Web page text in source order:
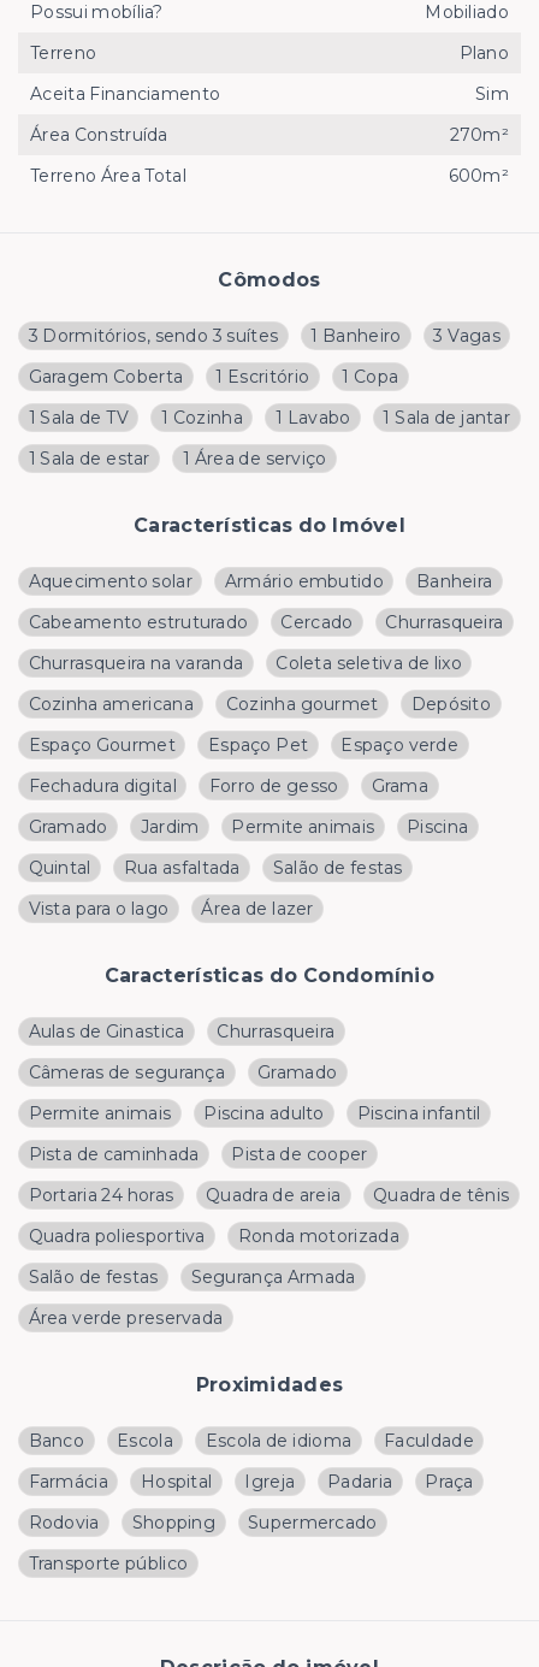
Cômodos
3 Dormitórios, sendo 3 suítes 1 Banheiro
3 Vagas
Garagem Coberta
1 Escritório
1 Copa
1 Sala de TV
1 Cozinha 1 Lavabo
1 Sala de jantar
1 Sala de estar
1 Área de serviço
Características do Imóvel
Aquecimento solar Armário embutido
Banheira
Cabeamento estruturado
Cercado
Churrasqueira
Churrasqueira na varanda
Coleta seletiva de lixo
Cozinha americana
Cozinha gourmet
Depósito
Espaço Gourmet
Espaço Pet
Espaço verde
Fechadura digital
Forro de gesso
Grama
Gramado
Jardim Permite animais
Piscina
Quintal
Rua asfaltada
Salão de festas
Vista para o lago
Área de lazer
Características do Condomínio
Aulas de Ginastica
Churrasqueira
Câmeras de segurança
Gramado
Permite animais
Piscina adulto
Piscina infantil
Pista de caminhada
Pista de cooper
Portaria 24 horas
Quadra de areia
Quadra de tênis
Quadra poliesportiva
Ronda motorizada
Salão de festas
Segurança Armada
Área verde preservada
Proximidades
Banco Escola Escola de idioma
Faculdade
Farmácia
Hospital Igreja Padaria
Praça
Rodovia
Shopping
Supermercado
Transporte público
Possui mobília?
Mobiliado
Terreno
Plano
Aceita Financiamento
Sim
Área Construída
270m²
Terreno Área Total
600m²